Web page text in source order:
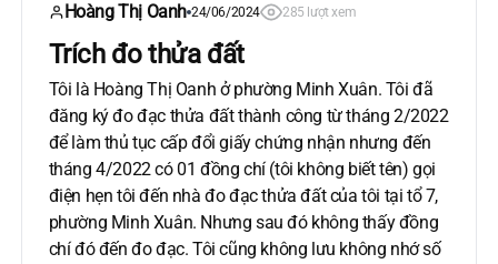
Hoàng Thị Oanh 24/06/2024 285 lượt xem
Trích đo thửa đất
Tôi là Hoàng Thị Oanh ở phường Minh Xuân. Tôi đã
đăng ký đo đạc thửa đất thành công từ tháng 2/2022
để làm thủ tục cấp đổi giấy chứng nhận nhưng đến
tháng 4/2022 có 01 đồng chí (tôi không biết tên) gọi
điện hẹn tôi đến nhà đo đạc thửa đất của tôi tại tổ 7,
phường Minh Xuân. Nhưng sau đó không thấy đồng
chí đó đến đo đạc. Tôi cũng không lưu không nhớ số